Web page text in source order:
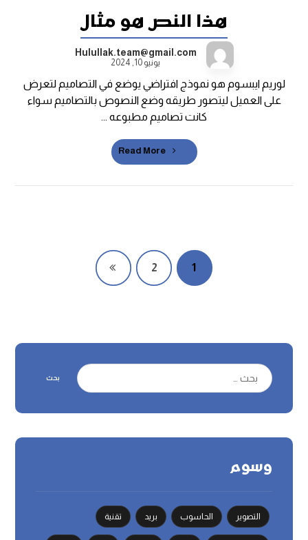
هذا النص هو مثال
Hulullak.team@gmail.com
يونيو 10, 2024
لوريم ايبسوم هو نموذج افتراضي يوضع في التصاميم لتعرض
على العميل ليتصور طريقه وضع النصوص بالتصاميم سواء
كانت تصاميم مطبوعه ...
Read More
1
2
بحث
وسوم
التصوير الحاسوب بريد تقنية